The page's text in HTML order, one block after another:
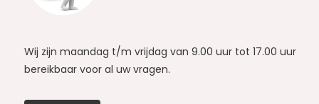
Wij zijn maandag t/m vrijdag van 9.00 uur tot 17.00 uur
bereikbaar voor al uw vragen.